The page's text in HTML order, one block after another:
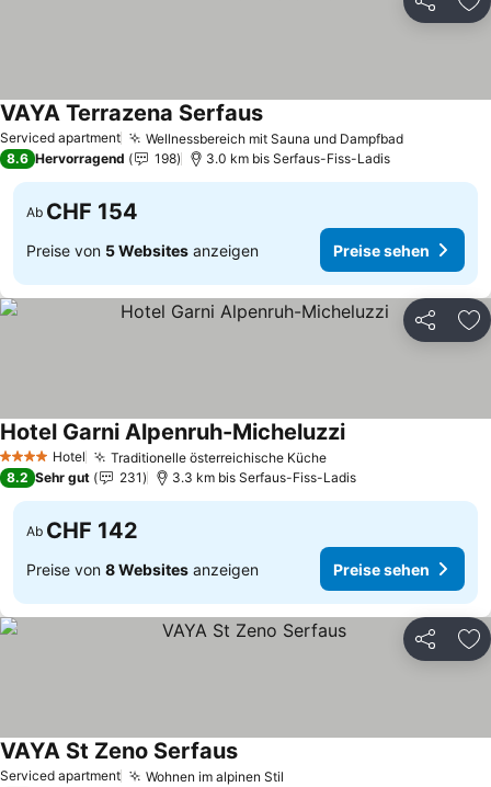
Teilen
Serviced apartment Wellnessbereich mit Sauna und Dampfbad
VAYA Terrazena Serfaus
8.6 Hervorragend 198 3.0 km bis Serfaus-Fiss-Ladis
Ab CHF 154
Preise von 5 Websites anzeigen Preise sehen
Teilen
4 Sterne Hotel Traditionelle österreichische Küche
Hotel Garni Alpenruh-Micheluzzi
8.2 Sehr gut 231 3.3 km bis Serfaus-Fiss-Ladis
Ab CHF 142
Preise von 8 Websites anzeigen Preise sehen
Teilen
Serviced apartment Wohnen im alpinen Stil
VAYA St Zeno Serfaus